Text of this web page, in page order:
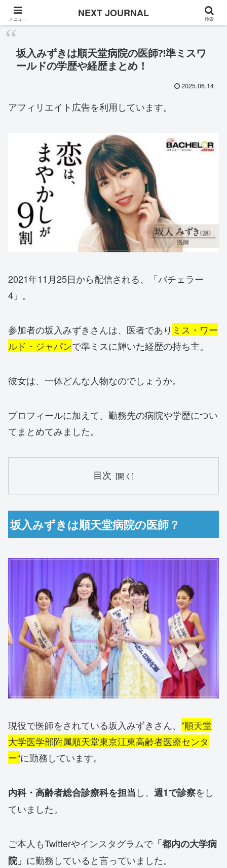
Once in a while
坂入みずきは順天堂病院の医師⁈準ミスワ
ールドの学歴や経歴まとめ！
2025.06.14
アフィリエイト広告を利用しています。
2021年11月25日から配信される、「バチェラー
4」。
参加者の坂入みずきさんは、医者であり ミス・ワー
ルド・ジャパンで準ミスに輝いた経歴の持ち主。
彼女は、一体どんな人物なのでしょうか。
プロフィールに加えて、勤務先の病院や学歴につい
てまとめてみました。
目次
坂入みずきは順天堂病院の医師？
現役で医師をされている坂入みずきさん、 “順天堂
大学医学部附属順天堂東京江東高齢者医療センタ
ー“に勤務しています。
内科・高齢者総合診療科を担当 し、 週1で診察をし
ていました。
ご本人もTwitterやインスタグラムで「都内の大学病
院」 に勤務していると言っていました。
メニュー NEXT JOURNAL 検索